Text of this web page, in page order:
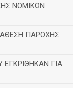
ΝΟΜΙΚΩΝ
ΠΑΡΟΧΗΣ
ΓΙΑ